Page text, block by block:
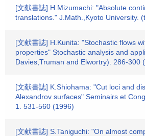
[文献書誌] H.Mizumachi: "Absolute
translations." J.Math.,Kyoto University.
[文献書誌] H.Kunita: "Stochastic flows
properties" Stochastic analysis and
Davies,Truman and Elwortry). 286-300
[文献書誌] K.Shiohama: "Cut loci and
Alexandrov surfaces" Seminairs et
1. 531-560 (1996)
[文献書誌] S.Taniguchi: "On almost